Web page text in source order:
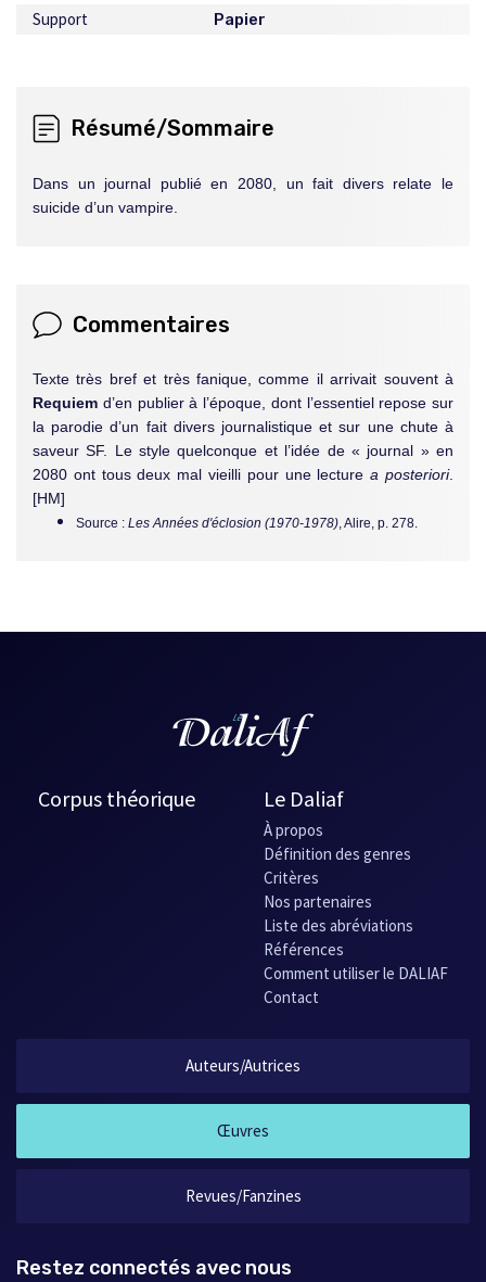
Support Papier
Résumé/Sommaire
Dans un journal publié en 2080, un fait divers relate le
suicide d’un vampire.
Commentaires
Texte très bref et très fanique, comme il arrivait souvent à
Requiem d’en publier à l’époque, dont l’essentiel repose sur
la parodie d’un fait divers journalistique et sur une chute à
saveur SF. Le style quelconque et l’idée de « journal » en
2080 ont tous deux mal vieilli pour une lecturea posteriori.
[HM]
Source : Les Années d'éclosion (1970-1978), Alire, p. 278.
Corpus théorique Le Daliaf
À propos
Définition des genres
Critères
Nos partenaires
Liste des abréviations
Références
Comment utiliser le DALIAF
Contact
Auteurs/Autrices
Œuvres
Revues/Fanzines
Restez connectés avec nous